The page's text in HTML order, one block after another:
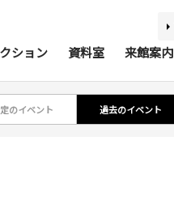
ション 資料室 来館案内
のイベント 過去のイベント